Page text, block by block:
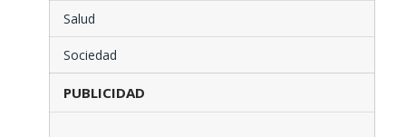
Salud
Sociedad
PUBLICIDAD